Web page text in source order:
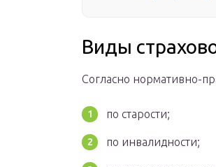
Виды
Согласно нормативно-
по старости;
по инвалидности;